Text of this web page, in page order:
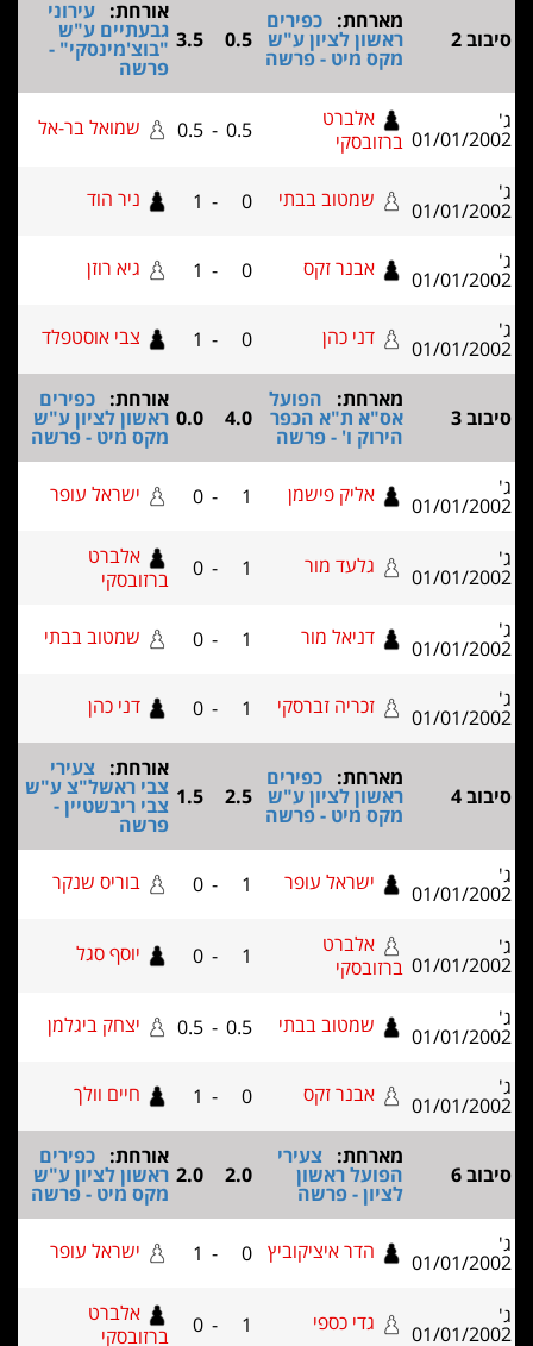
מארחת:כפירים
ראשון לציון ע"ש
מקס מיט - פרשה
0.5
3.5
אורחת:עירוני
גבעתיים ע"ש
"בוצ'מינסקי" -
01/01/
אלברט
ברזובסקי
0.5 שמואל בר-אל
01/01/ שמטוב בבתי 0
1 ניר הוד
01/01/ אבנר זקס 1 גיא רוזן
01/01/ דני כהן 1 צבי אוסטפלד
מארחת:הפועל
אס"א ת"א הכפר
הירוק ו' - פרשה
4.0
0.0
אורחת:כפירים
ראשון לציון ע"ש
מקס מיט - פרשה
01/01/ אליק פישמן 1
0 ישראל עופר
01/01/ גלעד מור 0
אלברט
ברזובסקי
01/01/ דניאל מור 1
0 שמטוב בבתי
01/01/ זכריה זברסקי 1
0 דני כהן
מארחת:כפירים
ראשון לציון ע"ש
מקס מיט - פרשה
2.5
1.5
אורחת:צעירי
צבי ראשל"צ ע"ש
צבי ריבשטיין -
01/01/ ישראל עופר 1
0 בוריס שנקר
01/01/
אלברט
ברזובסקי
0 יוסף סגל
01/01/ שמטוב בבתי 0.5
0.5 יצחק ביגלמן
01/01/ אבנר זקס 1 חיים וולך
מארחת:צעירי
הפועל ראשון
לציון - פרשה
2.0
2.0
אורחת:כפירים
ראשון לציון ע"ש
מקס מיט - פרשה
01/01/ הדר איציקוביץ 0
1 ישראל עופר
01/01/ גדי כספי 0
אלברט
ברזובסקי